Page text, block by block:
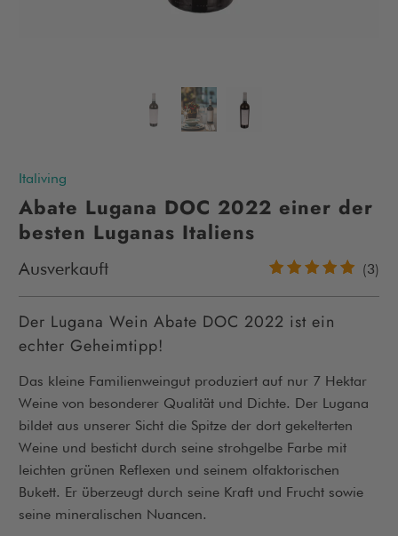
Italiving
Abate Lugana DOC 2022 einer der
besten Luganas Italiens
Ausverkauft (3)3
Der Lugana Wein Abate DOC 2022 ist ein
echter Geheimtipp!
Das kleine Familienweingut produziert auf nur 7 Hektar
Weine von besonderer Qualität und Dichte. Der Lugana
bildet aus unserer Sicht die Spitze der dort gekelterten
Weine und besticht durch seine strohgelbe Farbe mit
leichten grünen Reflexen und seinem olfaktorischen
Bukett. Er überzeugt durch seine Kraft und Frucht sowie
seine mineralischen Nuancen.